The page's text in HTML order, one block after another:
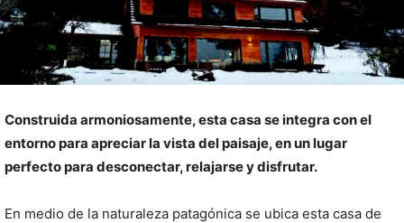
Construida armoniosamente, esta casa se integra con el
entorno para apreciar la vista del paisaje, en un lugar
perfecto para desconectar, relajarse y disfrutar.
En medio de la naturaleza patagónica se ubica esta casa de